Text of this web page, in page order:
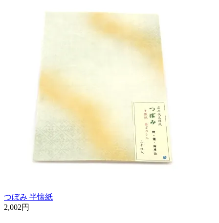
つぼみ 半懐紙
2,002円